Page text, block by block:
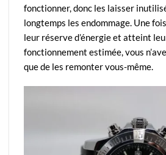
fonctionner, donc les laisser
longtemps les endommage. Une
leur réserve d’énergie et atteint
fonctionnement estimée, vous
que de les remonter vous-même.